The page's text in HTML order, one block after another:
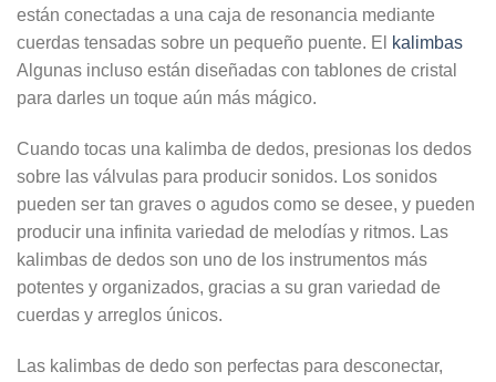
están conectadas a una caja de resonancia mediante
cuerdas tensadas sobre un pequeño puente. El
kalimbas
Algunas incluso están diseñadas con tablones de cristal
para darles un toque aún más mágico.
Cuando tocas una kalimba de dedos, presionas los dedos
sobre las válvulas para producir sonidos. Los sonidos
pueden ser tan graves o agudos como se desee, y pueden
producir una infinita variedad de melodías y ritmos. Las
kalimbas de dedos son uno de los instrumentos más
potentes y organizados, gracias a su gran variedad de
cuerdas y arreglos únicos.
Las kalimbas de dedo son perfectas para desconectar,